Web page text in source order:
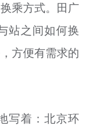
乘方式。田广
站之间如何换
方便有需求的
写着：北京环